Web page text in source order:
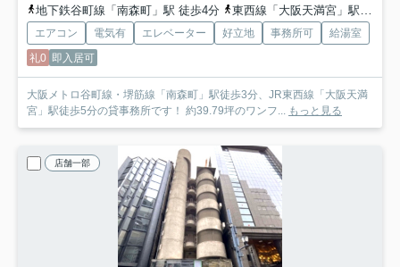
地下鉄谷町線「南森町」駅 徒歩4分
東西線「大阪天満宮」駅 徒歩7分
エアコン 電気有 エレベーター 好立地 事務所可
給湯室
礼0 即入居可
大阪メトロ谷町線・堺筋線「南森町」駅徒歩3分、JR東西線「大阪天満
宮」駅徒歩5分の貸事務所です！ 約39.79坪のワンフ... もっと見る
店舗一部